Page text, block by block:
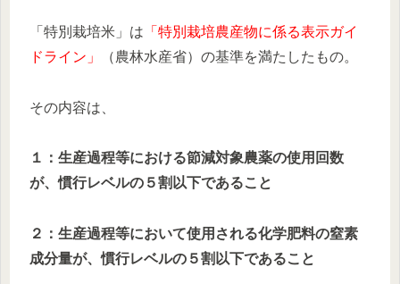
「特別栽培米」は 「特別栽培農産物に係る表示ガイ
ドライン」
（農林水産省）の基準を満たしたもの。
その内容は、
１：生産過程等における節減対象農薬の使用回数
が、慣行レベルの５割以下であること
２：生産過程等において使用される化学肥料の窒素
成分量が、慣行レベルの５割以下であること